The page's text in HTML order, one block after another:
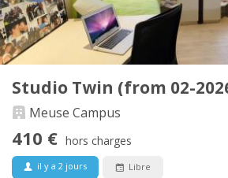
Privée
Studio Twin (from 02-
Meuse Campus
410 € hors charges
il y a 2 jours Libre